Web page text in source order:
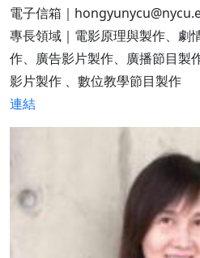
電子信箱｜
專長領域｜電影原理與製作、劇
作、廣告影片製作、廣播節目製
影片製作 、數位教學節目製作
連結